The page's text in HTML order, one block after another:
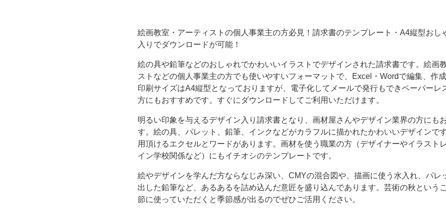
型
お
し
ゃ
れ
な
イ
ラ
絵画教室・アーティストの個人事業主の方必見！請求書のテンプレート・A4縦型おし
入りでダウンロードが可能！
絵の具や鉛筆などのおしゃれでかわいいイラストでデザインされた請求書です。絵画
ストなどの個人事業主の方でも使いやすいフォーマットで、Excel・Wordで編集、作成
印刷サイズはA4縦型となっておりますが、電子化してメールで発行もできペーパーレ
方にもおすすめです。すぐにダウンロードしてご利用いただけます。
明るい印象を与えるデザイン入り請求書となり、画材屋さんやデザイン業界の方にも
す。絵の具、パレット、鉛筆、インクなどがカラフルに描かれたかわいいデザインで
用頂けるエクセルとワードがあります。画材を使う職業の方（デザイナーやイラスト
イン学校関係など）にもイチオシのテンプレートです。
絵やデザインを学んだ方ならなじみ深い、CMYの混合図や、描画に使う水入れ、パレ
出した鉛筆など、あるあるを詰め込んだ意匠を盛り込んであります。芸術の秋という
節に使っていただくと季節感が出るのでぜひご活用ください。